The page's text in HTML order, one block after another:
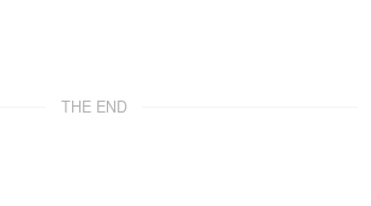
THE END